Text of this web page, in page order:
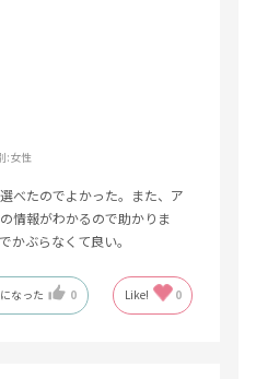
:女性
べたのでよかった。また、ア
情報がわかるので助かりま
かぶらなくて良い。
なった 0 Like! 0